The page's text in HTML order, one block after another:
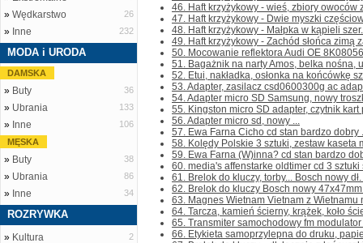
» Wędkarstwo 26
» Inne 232
MODA i URODA
DAMSKA
» Buty 36
» Ubrania 133
» Inne
106
MĘSKA
» Buty 38
» Ubrania 86
» Inne 34
ROZRYWKA
» Kultura 2
46. Haft krzyżykowy - wieś, zbiory owoców
47. Haft krzyżykowy - Dwie myszki
48. Haft krzyżykowy - Małpka w kąpieli
49. Haft krzyżykowy - Zachód słońca zimą
50. Mocowanie reflektora Audi OE
51. Bagażnik na narty Amos, belka nośna,
52. Etui, nakładka, osłonka na końcówkę
53. Adapter, zasilacz csd0600300g ac
54. Adapter micro SD Samsung, nowy
55. Kingston micro SD adapter, czytnik kart
56. Adapter micro sd, nowy ...
57. Ewa Farna Cicho cd stan bardzo dobry
58. Kolędy Polskie 3 sztuki, zestaw kaseta
59. Ewa Farna (W)inna? cd stan bardzo
60. media's affenstarke oldtimer cd 3 sztuki
61. Brelok do kluczy, torby... Bosch nowy
62. Brelok do kluczy Bosch nowy
63. Magnes Wietnam Vietnam z Wietnamu
64. Tarcza, kamień ścierny, krążek, koło
65. Transmiter samochodowy fm
66. Etykieta samoprzylepna do druku,